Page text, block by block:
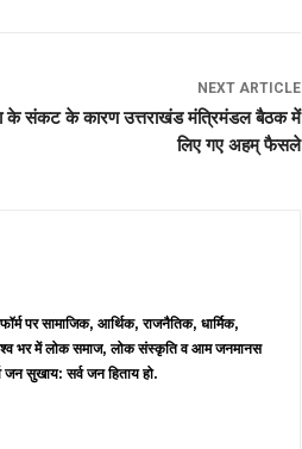
NEXT ARTICLE
के संकट के कारण उत्तराखंड मंत्रिमंडल बैठक में
लिए गए अहम् फैसले
पर सामाजिक, आर्थिक, राजनैतिक, धार्मिक,
भर में लोक समाज, लोक संस्कृति व आम जनमानस
जन सुखाय: सर्व जन हिताय हो.